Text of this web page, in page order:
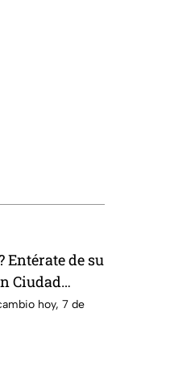
Entérate de su
Ciudad
hoy, 7 de